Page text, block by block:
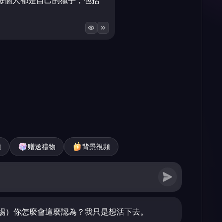
赠送禮物 背景視頻
）你怎麼會這麼認為？我只是想活下去。